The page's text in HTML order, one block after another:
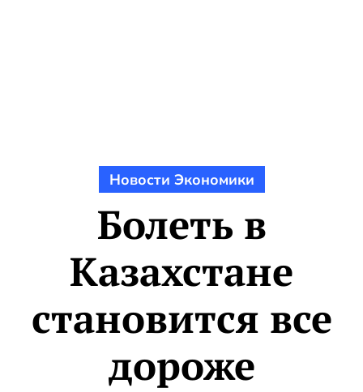
Новости Экономики
Болеть в
Казахстане
становится все
дороже